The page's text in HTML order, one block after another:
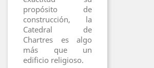
propósito de
construcción, la
Catedral de
Chartres es algo
más que un
edificio religioso.